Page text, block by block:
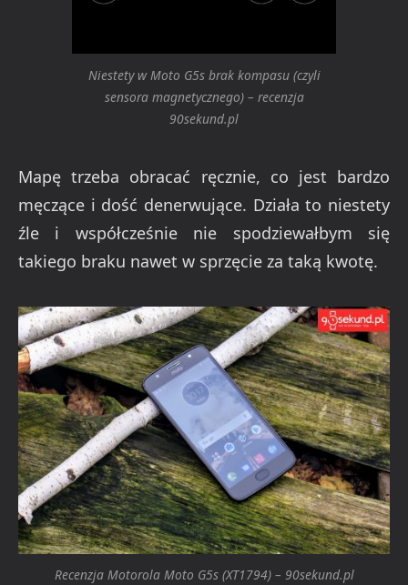
Niestety w Moto G5s brak kompasu (czyli
sensora magnetycznego) – recenzja
90sekund.pl
Mapę trzeba obracać ręcznie, co jest bardzo
męczące i dość denerwujące. Działa to niestety
źle i współcześnie nie spodziewałbym się
takiego braku nawet w sprzęcie za taką kwotę.
Recenzja Motorola Moto G5s (XT1794) – 90sekund.pl